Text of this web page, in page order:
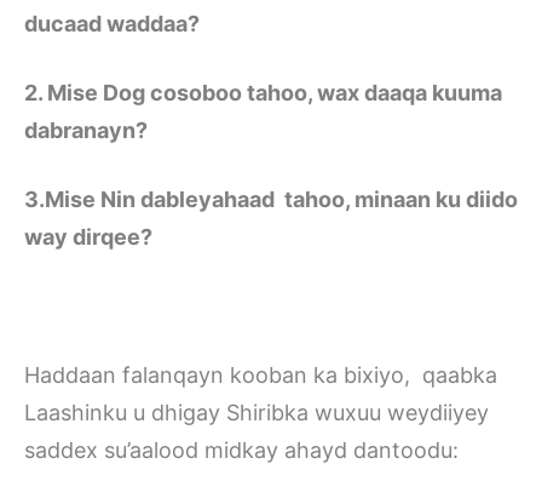
ducaad waddaa?
2. Mise Dog cosoboo tahoo, wax daaqa kuuma
dabranayn?
3.Mise Nin dableyahaad tahoo, minaan ku diido
way dirqee?
Haddaan falanqayn kooban ka bixiyo, qaabka
Laashinku u dhigay Shiribka wuxuu weydiiyey
saddex su’aalood midkay ahayd dantoodu: